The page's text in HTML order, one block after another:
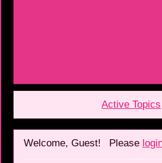
Active Topics
Welcome, Guest! Please